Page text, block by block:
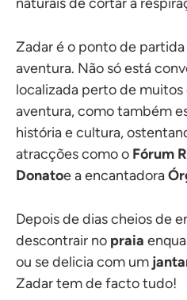
Zadar é o ponto de
aventura. Não só está
localizada perto de
aventura, como também
história e cultura,
atracções como o Fórum
Donatoe a encantadora
Depois de dias cheios de
descontrair no praia
ou se delicia com um
Zadar tem de facto tudo!